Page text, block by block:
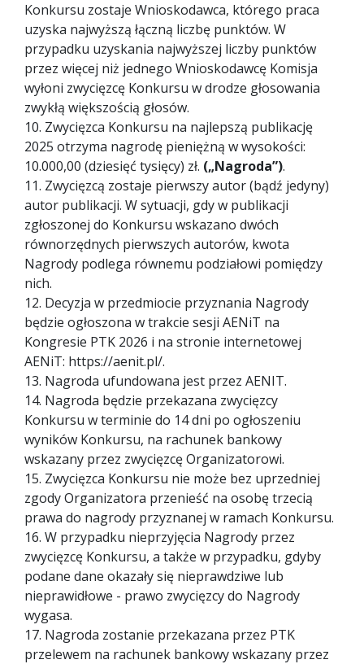
Konkursu zostaje Wnioskodawca, którego praca
uzyska najwyższą łączną liczbę punktów. W
przypadku uzyskania najwyższej liczby punktów
przez więcej niż jednego Wnioskodawcę Komisja
wyłoni zwycięzcę Konkursu w drodze głosowania
zwykłą większością głosów.
10. Zwycięzca Konkursu na najlepszą publikację
2025 otrzyma nagrodę pieniężną w wysokości:
10.000,00 (dziesięć tysięcy) zł. („Nagroda”).
11. Zwycięzcą zostaje pierwszy autor (bądź jedyny)
autor publikacji. W sytuacji, gdy w publikacji
zgłoszonej do Konkursu wskazano dwóch
równorzędnych pierwszych autorów, kwota
Nagrody podlega równemu podziałowi pomiędzy
nich.
12. Decyzja w przedmiocie przyznania Nagrody
będzie ogłoszona w trakcie sesji AENiT na
Kongresie PTK 2026 i na stronie internetowej
AENiT: https://aenit.pl/.
13. Nagroda ufundowana jest przez AENIT.
14. Nagroda będzie przekazana zwycięzcy
Konkursu w terminie do 14 dni po ogłoszeniu
wyników Konkursu, na rachunek bankowy
wskazany przez zwycięzcę Organizatorowi.
15. Zwycięzca Konkursu nie może bez uprzedniej
zgody Organizatora przenieść na osobę trzecią
prawa do nagrody przyznanej w ramach Konkursu.
16. W przypadku nieprzyjęcia Nagrody przez
zwycięzcę Konkursu, a także w przypadku, gdyby
podane dane okazały się nieprawdziwe lub
nieprawidłowe - prawo zwycięzcy do Nagrody
wygasa.
17. Nagroda zostanie przekazana przez PTK
przelewem na rachunek bankowy wskazany przez